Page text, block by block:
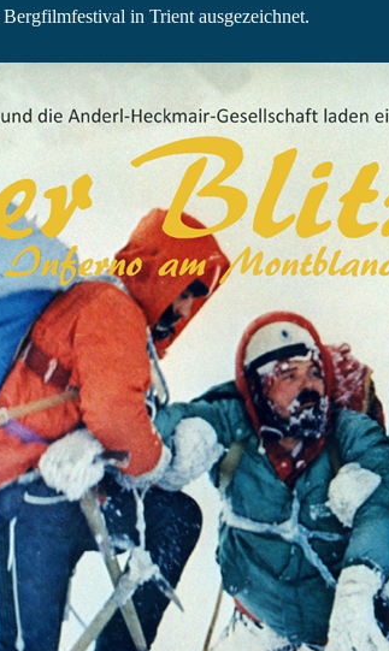
in Trient ausgezeichnet.